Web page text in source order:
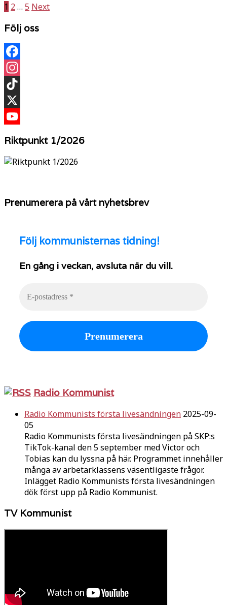
Sidnumrering
för
inlägg
1 2… 5 Next
Följ oss
Facebook
Instagram
TikTok
X
Riktpunkt 1/2026
Prenumerera på vårt nyhetsbrev
Följ kommunisternas tidning!
En gång i veckan, avsluta när du vill.
Radio Kommunist
Radio Kommunists första livesändningen 2025-09-
05
Radio Kommunists första livesändningen på SKP:s
TikTok-kanal den 5 september med Victor och
Tobias kan du lyssna på här. Programmet innehåller
många av arbetarklassens väsentligaste frågor.
Inlägget Radio Kommunists första livesändningen
dök först upp på Radio Kommunist.
TV Kommunist